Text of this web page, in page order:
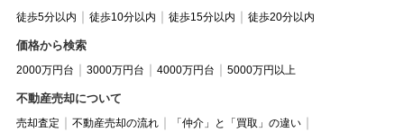
徒歩5分以内 徒歩10分以内 徒歩15分以内 徒歩20分以内
価格から検索
2000万円台 3000万円台 4000万円台 5000万円以上
不動産売却について
売却査定 不動産売却の流れ
「仲介」と「買取」の違い